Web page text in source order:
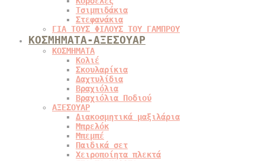
Τσιμπιδάκια
Στεφανάκια
ΓΙΑ ΤΟΥΣ ΦΙΛΟΥΣ ΤΟΥ ΓΑΜΠΡΟΥ
ΚΟΣΜΗΜΑΤΑ-ΑΞΕΣΟΥΑΡ
ΚΟΣΜΗΜΑΤΑ
Κολιέ
Σκουλαρίκια
Δαχτυλίδια
Βραχιόλια
Βραχιόλια Ποδιού
ΑΞΕΣΟΥΑΡ
Διακοσμητικά μαξιλάρια
Μπρελόκ
Μπεμπέ
Παιδικά σετ
Χειροποίητα πλεκτά